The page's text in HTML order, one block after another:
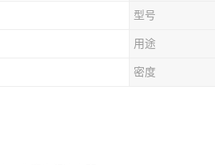
型号
用途
密度